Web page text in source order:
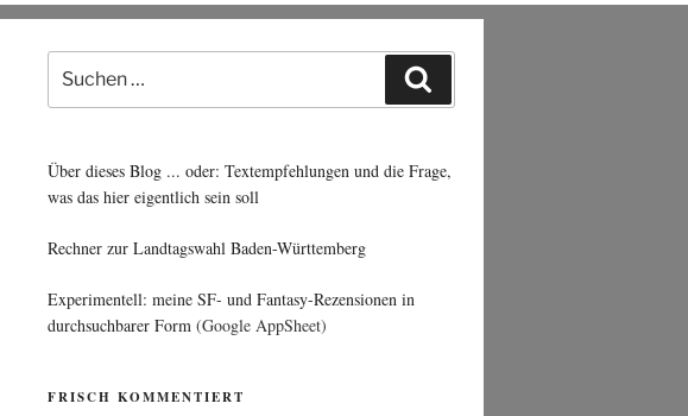
nach:
Über dieses Blog ... oder: Textempfehlungen und die Frage,
was das hier eigentlich sein soll
Rechner zur Landtagswahl Baden-Württemberg
Experimentell: meine SF- und Fantasy-Rezensionen in
durchsuchbarer Form (Google AppSheet)
FRISCH KOMMENTIERT